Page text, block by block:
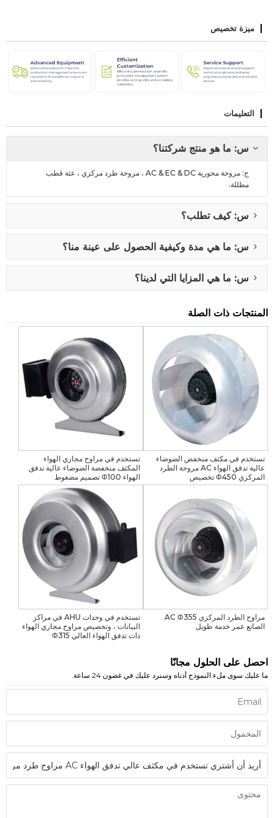
ميزة تخصيص
التعليمات
س: ما هو منتج شركتنا؟
ج: مروحة محورية AC & EC & DC ، مروحة طرد مركزي ، عثة قطب
مظللة.
س: كيف تطلب؟
س: ما هي مدة وكيفية الحصول على عينة منا؟
س: ما هي المزايا التي لدينا؟
المنتجات ذات الصلة
تستخدم في مكثف منخفض الضوضاء
عالية تدفق الهواء AC مروحة الطرد
المركزي Φ450 تخصيص
تستخدم في مراوح مجاري الهواء
المكثف منخفضة الضوضاء عالية تدفق
الهواء Φ100 تصميم مضغوط
مراوح الطرد المركزي AC Φ355
الصانع عمر خدمة طويل
تستخدم في وحدات AHU في مراكز
البيانات ، وتخصيص مراوح مجاري الهواء
ذات تدفق الهواء العالي Φ315
احصل على الحلول مجانًا
ما عليك سوى ملء النموذج أدناه وسنرد عليك في غضون 24 ساعة.